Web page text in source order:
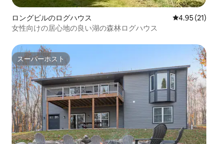
ロングビルのログハウス レビュー21
4.95 (21)
女性向けの居心地の良い湖の森林ログハウス
スーパーホスト
スーパーホスト